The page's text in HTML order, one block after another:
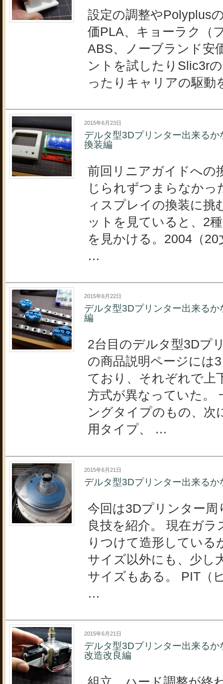
設定の調整やPolyplus
価PLA、キョーラク（
ABS、ノーブランド安
ントを試したりSlic3r
ったりキャリアの駆
2015年6月23日
デルタ型3Dプリンター出来る
換装編
前回リニアガイドへの
じられずつまらなかっ
ィスプレイの換装に挑
ットを見ていると、2
を見かける。2004（
…
2015年6月22日
デルタ型3Dプリンター出来る
編
2台目のデルタ型3Dプ
の商品説明ページには
ており、それぞれで上
方式が異なっていた。
ングタイプのもの、次
用タイプ、 …
2015年6月21日
デルタ型3Dプリンター出来る
今回は3Dプリンター
良技を紹介。 現在ガ
りつけて造形している
サイズ以外にも、少し
サイズもある。 PIT（
…
2015年6月21日
デルタ型3Dプリンター出来る
改造改良編